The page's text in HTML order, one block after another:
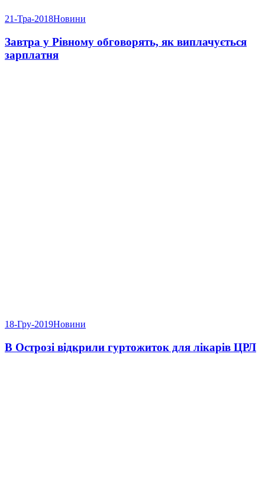
21-Тра-2018Новини
Завтра у Рівному обговорять, як виплачується
зарплатня
18-Гру-2019Новини
В Острозі відкрили гуртожиток для лікарів ЦРЛ